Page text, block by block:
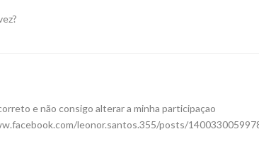
e não consigo alterar a minha participaçao
leonor.santos.355/posts/